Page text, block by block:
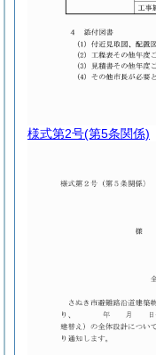
様式第2号(第5条関係)